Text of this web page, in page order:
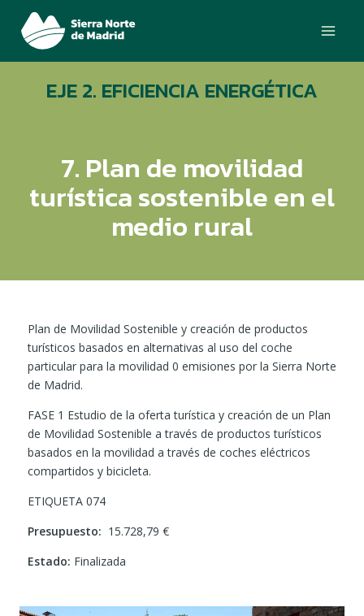
contenido
EJE 2. EFICIENCIA ENERGÉTICA
7. Plan de movilidad
turística sostenible en el
medio rural
Plan de Movilidad Sostenible y creación de productos
turísticos basados en alternativas al uso del coche
particular para la movilidad 0 emisiones por la Sierra Norte
de Madrid.
FASE 1 Estudio de la oferta turística y creación de un Plan
de Movilidad Sostenible a través de productos turísticos
basados en la movilidad a través de coches eléctricos
compartidos y bicicleta.
ETIQUETA 074
Presupuesto: 15.728,79 €
Estado: Finalizada